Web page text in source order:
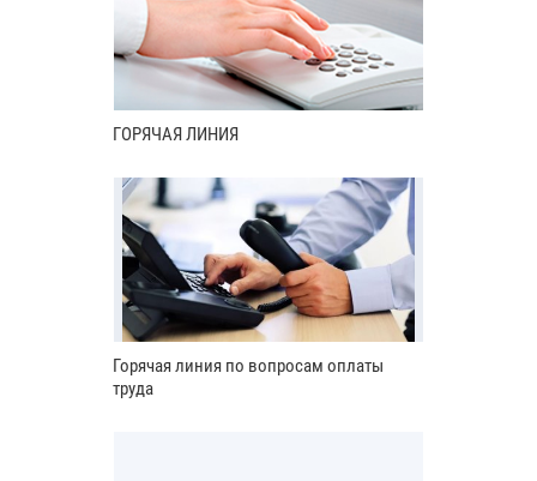
ГОРЯЧАЯ ЛИНИЯ
Горячая линия по вопросам оплаты
труда